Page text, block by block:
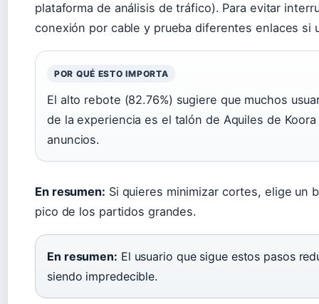
plataforma de análisis de tráfico). Para evitar
conexión por cable y prueba diferentes enlaces si
POR QUÉ ESTO IMPORTA
El alto rebote (82.76%) sugiere que muchos
de la experiencia es el talón de Aquiles de
anuncios.
En resumen: Si quieres minimizar cortes, elige un
pico de los partidos grandes.
En resumen: El usuario que sigue estos pasos
siendo impredecible.